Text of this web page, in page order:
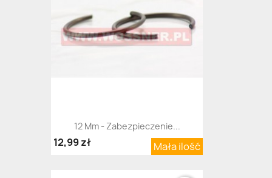
12 Mm - Zabezpieczenie...
Mała ilość
12,99 zł